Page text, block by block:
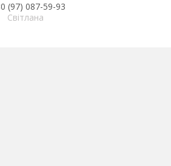
(97) 087-59-93
Світлана